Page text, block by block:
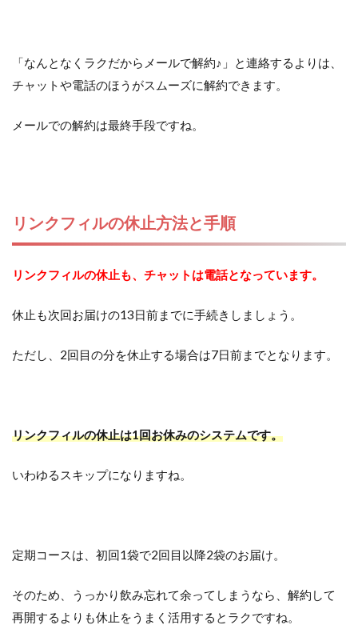
「なんとなくラクだからメールで解約♪」と連絡するよりは、
チャットや電話のほうがスムーズに解約できます。
メールでの解約は最終手段ですね。
リンクフィルの休止方法と手順
リンクフィルの休止も、チャットは電話となっています。
休止も次回お届けの13日前までに手続きしましょう。
ただし、2回目の分を休止する場合は7日前までとなります。
リンクフィルの休止は1回お休みのシステムです。
いわゆるスキップになりますね。
定期コースは、初回1袋で2回目以降2袋のお届け。
そのため、うっかり飲み忘れて余ってしまうなら、解約して
再開するよりも休止をうまく活用するとラクですね。